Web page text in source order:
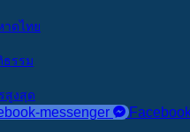
าดไทย
ธรรม
สูงสุด
messenger